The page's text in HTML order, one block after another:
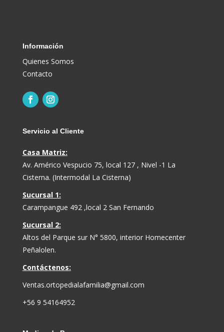
Información
Quienes Somos
Contacto
Servicio al Cliente
Casa Matriz:
Av. Américo Vespucio 75, local 127 , Nivel -1 La
Cisterna. (Intermodal La Cisterna)
Sucursal 1:
Carampangue 492 ,local 2 San Fernando
Sucursal 2:
Altos del Parque sur N° 5800, interior Homecenter
Peñalolen.
Contáctenos:
Ventas.ortopedialafamilia@gmail.com
+56 9 54164952